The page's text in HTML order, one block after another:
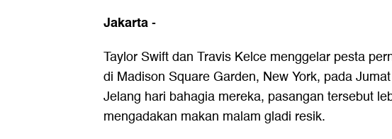
Jakarta-
Taylor Swift dan Travis Kelce menggelar pesta
di Madison Square Garden, New York, pada
Jelang hari bahagia mereka, pasangan tersebut
mengadakan makan malam gladi resik.